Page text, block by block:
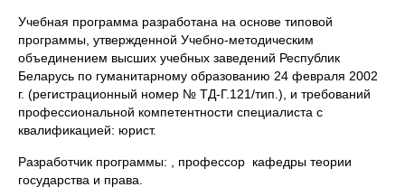
Учебная программа разработана на основе типовой
программы, утвержденной Учебно-методическим
объединением высших учебных заведений Республик
Беларусь по гуманитарному образованию 24 февраля 2002
г. (регистрационный номер № ТД-Г.121/тип.), и требований
профессиональной компетентности специалиста с
квалификацией: юрист.
Разработчик программы: , профессор кафедры теории
государства и права.